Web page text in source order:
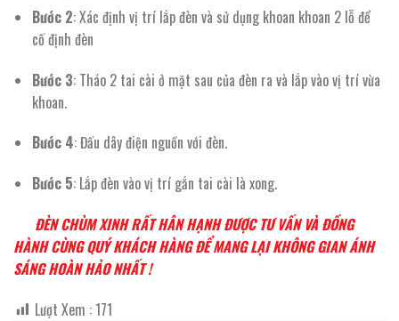
Bước 2: Xác định vị trí lắp đèn và sử dụng khoan khoan 2 lỗ để
cố định đèn
Bước 3: Tháo 2 tai cài ở mặt sau của đèn ra và lắp vào vị trí vừa
khoan.
Bước 4: Đấu dây điện nguồn với đèn.
Bước 5: Lắp đèn vào vị trí gắn tai cài là xong.
ĐÈN CHÙM XINH RẤT HÂN HẠNH ĐƯỢC TƯ VẤN VÀ ĐỒNG
HÀNH CÙNG QUÝ KHÁCH HÀNG ĐỂ MANG LẠI KHÔNG GIAN ÁNH
SÁNG HOÀN HẢO NHẤT !
Lượt Xem :171